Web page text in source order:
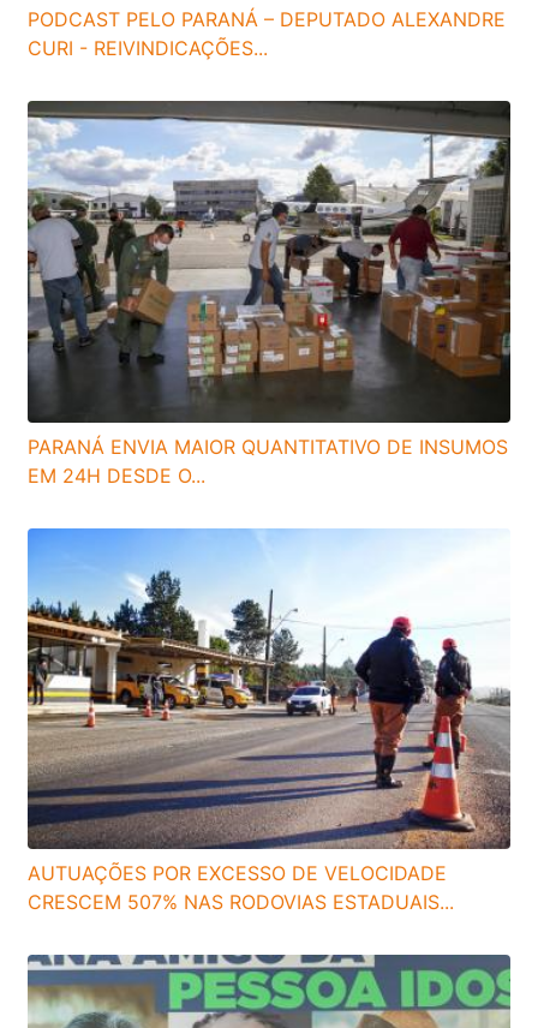
PODCAST PELO PARANÁ – DEPUTADO ALEXANDRE
CURI - REIVINDICAÇÕES...
PARANÁ ENVIA MAIOR QUANTITATIVO DE INSUMOS
EM 24H DESDE O...
AUTUAÇÕES POR EXCESSO DE VELOCIDADE
CRESCEM 507% NAS RODOVIAS ESTADUAIS...